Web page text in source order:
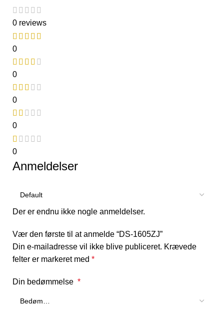
0 reviews
0
0
0
0
0
Anmeldelser
Der er endnu ikke nogle anmeldelser.
Vær den første til at anmelde “DS-1605ZJ”
Din e-mailadresse vil ikke blive publiceret. Krævede
felter er markeret med *
Din bedømmelse *